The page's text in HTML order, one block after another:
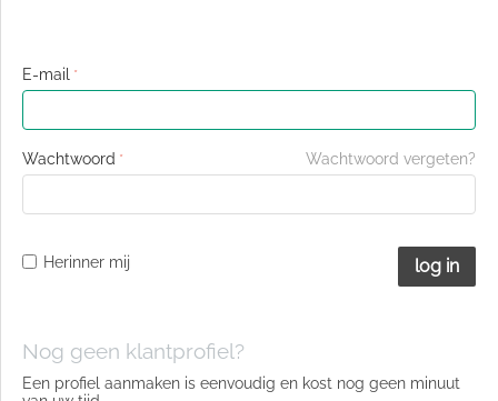
E-mail
Wachtwoord Wachtwoord vergeten?
log in
Herinner mij
Nog geen klantprofiel?
Een profiel aanmaken is eenvoudig en kost nog geen minuut